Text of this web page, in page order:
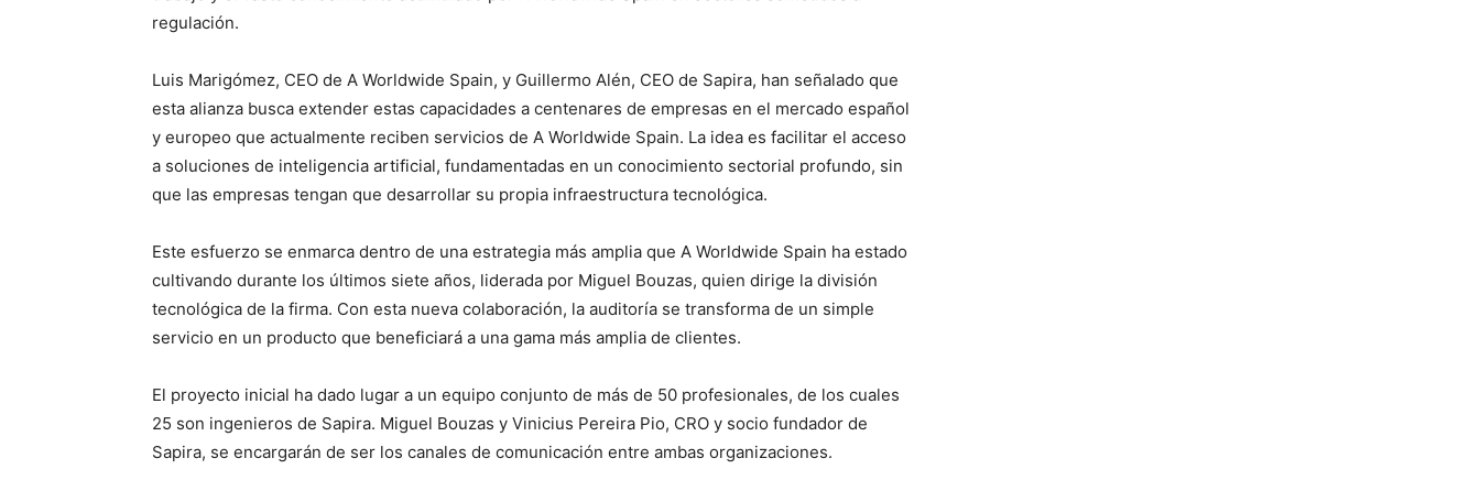
regulación.
Luis Marigómez, CEO de A Worldwide Spain, y Guillermo Alén, CEO de Sapira, han señalado que
esta alianza busca extender estas capacidades a centenares de empresas en el mercado español
y europeo que actualmente reciben servicios de A Worldwide Spain. La idea es facilitar el acceso
a soluciones de inteligencia artificial, fundamentadas en un conocimiento sectorial profundo, sin
que las empresas tengan que desarrollar su propia infraestructura tecnológica.
Este esfuerzo se enmarca dentro de una estrategia más amplia que A Worldwide Spain ha estado
cultivando durante los últimos siete años, liderada por Miguel Bouzas, quien dirige la división
tecnológica de la firma. Con esta nueva colaboración, la auditoría se transforma de un simple
servicio en un producto que beneficiará a una gama más amplia de clientes.
El proyecto inicial ha dado lugar a un equipo conjunto de más de 50 profesionales, de los cuales
25 son ingenieros de Sapira. Miguel Bouzas y Vinicius Pereira Pio, CRO y socio fundador de
Sapira, se encargarán de ser los canales de comunicación entre ambas organizaciones.